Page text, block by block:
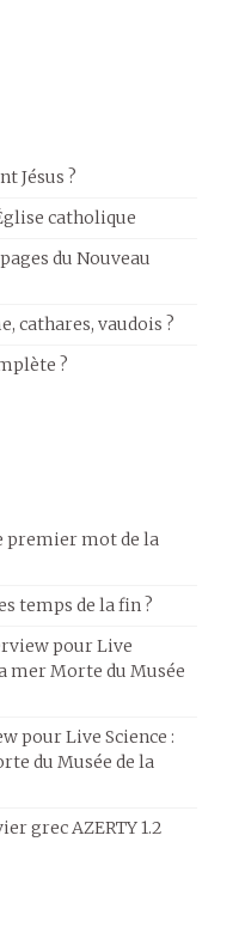
Jésus ?
catholique
du Nouveau
cathares, vaudois ?
?
premier mot de la
temps de la fin ?
pour Live
mer Morte du Musée
pour Live Science :
du Musée de la
grec AZERTY 1.2